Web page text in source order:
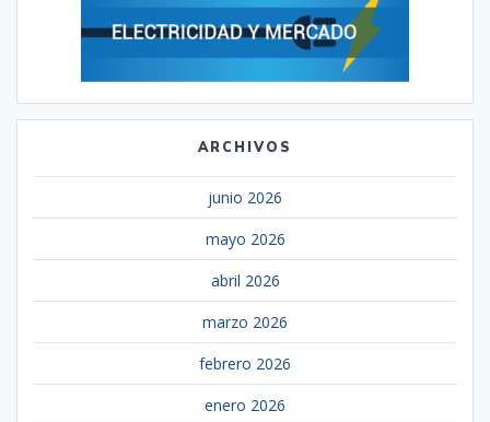
ARCHIVOS
junio 2026
mayo 2026
abril 2026
marzo 2026
febrero 2026
enero 2026